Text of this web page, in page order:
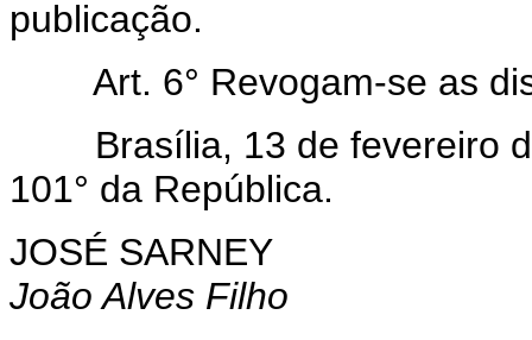
publicação.
Art. 6° Revogam-se as
Brasília, 13 de fevereiro
101° da República.
JOSÉ SARNEY
João Alves Filho